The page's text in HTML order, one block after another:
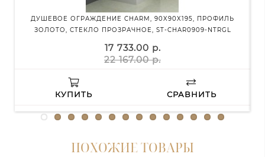
ДУШЕВОЕ ОГРАЖДЕНИЕ CHARM, 90X90X195, ПРОФИЛЬ
ЗОЛОТО, СТЕКЛО ПРОЗРАЧНОЕ, ST-CHAR0909-NTRGL
17 733.00 р.
22 167.00 р.
КУПИТЬ СРАВНИТЬ
ПОХОЖИЕ ТОВАРЫ